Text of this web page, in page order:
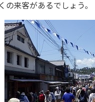
来客があるでしょう。